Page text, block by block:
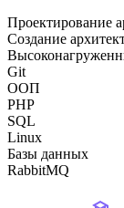
Проектирование
Создание
Git
ООП
PHP
SQL
Linux
Базы данных
RabbitMQ